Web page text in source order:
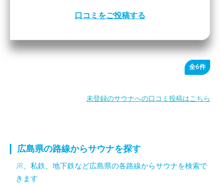
口コミをご投稿する
全6件
未登録のサウナへの口コミ投稿はこちら
広島県の路線からサウナを探す
JR、私鉄、地下鉄など広島県の各路線からサウナを検索で
きます